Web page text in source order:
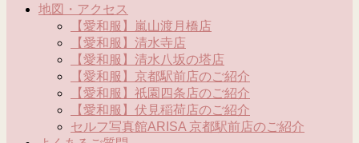
地図・アクセス
【愛和服】嵐山渡月橋店
【愛和服】清水寺店
【愛和服】清水八坂の塔店
【愛和服】京都駅前店のご紹介
【愛和服】祇園四条店のご紹介
【愛和服】伏見稲荷店のご紹介
セルフ写真館ARISA 京都駅前店のご紹介